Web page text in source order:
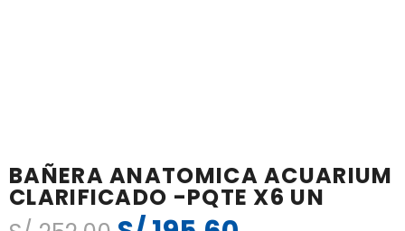
BAÑERA ANATOMICA ACUARIUM
CLARIFICADO -PQTE X6 UN